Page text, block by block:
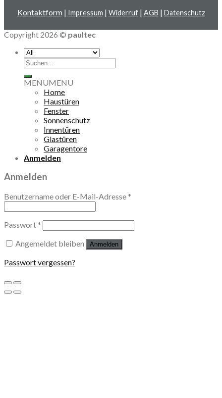
Kontaktform | Impressum | Widerruf| AGB | Datenschutz
Copyright 2026 © paultec
Suchen
nach:
MENUMENU
Home
Haustüren
Fenster
Sonnenschutz
Innentüren
Glastüren
Garagentore
Anmelden
Anmelden
Benutzername oder E-Mail-Adresse *
Passwort *
Angemeldet bleiben
Anmelden
Passwort vergessen?